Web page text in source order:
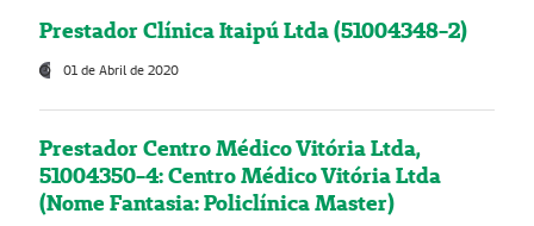
Prestador Clínica Itaipú Ltda (51004348-2)
01 de Abril de 2020
Prestador Centro Médico Vitória Ltda,
51004350-4: Centro Médico Vitória Ltda
(Nome Fantasia: Policlínica Master)